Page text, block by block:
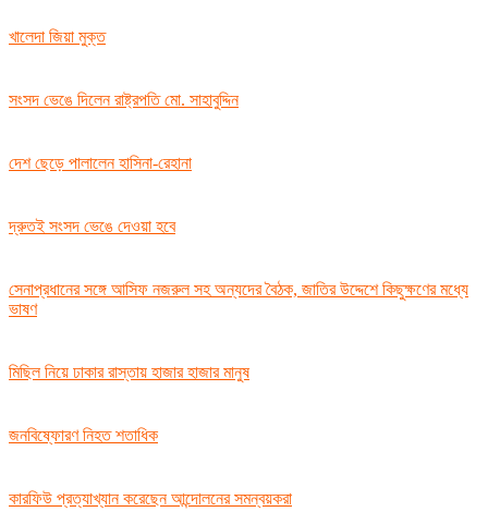
খালেদা জিয়া মুক্ত
সংসদ ভেঙে দিলেন রাষ্ট্রপতি মো. সাহাবুদ্দিন
দেশ ছেড়ে পালালেন হাসিনা-রেহানা
দ্রুতই সংসদ ভেঙে দেওয়া হবে
সেনাপ্রধানের সঙ্গে আসিফ নজরুল সহ অন্যদের বৈঠক, জাতির উদ্দেশে কিছুক্ষণের মধ্যে
ভাষণ
মিছিল নিয়ে ঢাকার রাস্তায় হাজার হাজার মানুষ
জনবিষ্ফোরণ নিহত শতাধিক
কারফিউ প্রত্যাখ্যান করেছেন আন্দোলনের সমন্বয়করা